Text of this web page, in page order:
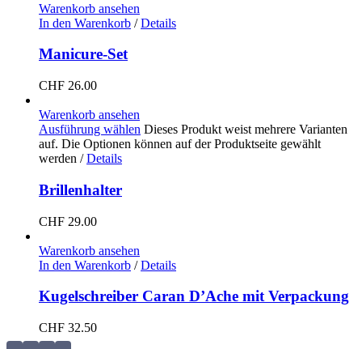
Warenkorb ansehen
In den Warenkorb / Details
Manicure-Set
CHF 26.00
Warenkorb ansehen
Ausführung wählen Dieses Produkt weist mehrere Varianten
auf. Die Optionen können auf der Produktseite gewählt
werden / Details
Brillenhalter
CHF 29.00
Warenkorb ansehen
In den Warenkorb / Details
Kugelschreiber Caran D’Ache mit Verpackung
CHF 32.50